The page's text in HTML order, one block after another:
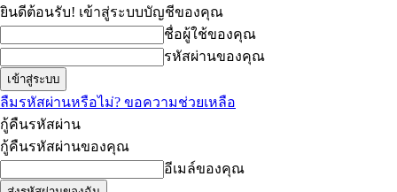
ยินดีต้อนรับ! เข้าสู่ระบบบัญชีของคุณ
ชื่อผู้ใช้ของคุณ
รหัสผ่านของคุณ
ลืมรหัสผ่านหรือไม่? ขอความช่วยเหลือ
กู้คืนรหัสผ่าน
กู้คืนรหัสผ่านของคุณ
อีเมล์ของคุณ